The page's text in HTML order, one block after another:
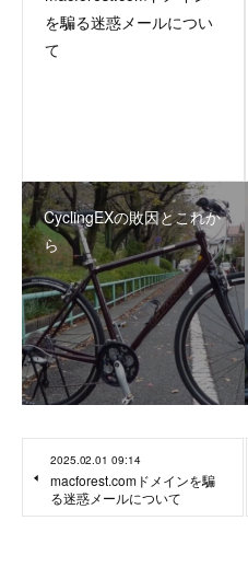
を騙る迷惑メールについ
て
CyclingEXの敗因とこれか
ら
2025.02.01 09:14
macforest.comドメインを騙
る迷惑メールについて